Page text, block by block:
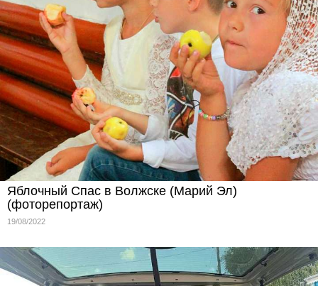
Яблочный Спас в Волжске (Марий Эл)
(фоторепортаж)
19/08/2022